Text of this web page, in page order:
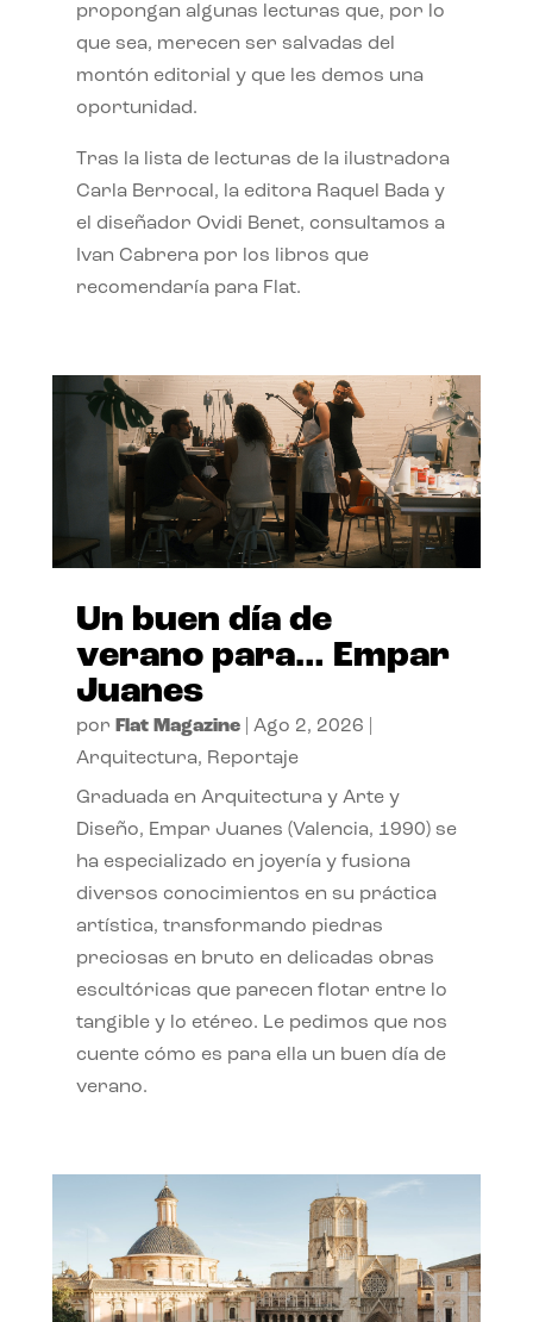
propongan algunas lecturas que, por lo
que sea, merecen ser salvadas del
montón editorial y que les demos una
oportunidad.
Tras la lista de lecturas de la ilustradora
Carla Berrocal, la editora Raquel Bada y
el diseñador Ovidi Benet, consultamos a
Ivan Cabrera por los libros que
recomendaría para Flat.
Un buen día de
verano para… Empar
Juanes
por Flat Magazine| Ago 2, 2026
Arquitectura, Reportaje
Graduada en Arquitectura y Arte y
Diseño, Empar Juanes (Valencia, 1990) se
ha especializado en joyería y fusiona
diversos conocimientos en su práctica
artística, transformando piedras
preciosas en bruto en delicadas obras
escultóricas que parecen flotar entre lo
tangible y lo etéreo. Le pedimos que nos
cuente cómo es para ella un buen día de
verano.